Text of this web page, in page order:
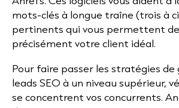
mots-clés à longue traîne (trois à
pertinents qui vous permettent
précisément votre client idéal.
Pour faire passer les stratégies
leads SEO à un niveau supérieur,
se concentrent vos concurrents.